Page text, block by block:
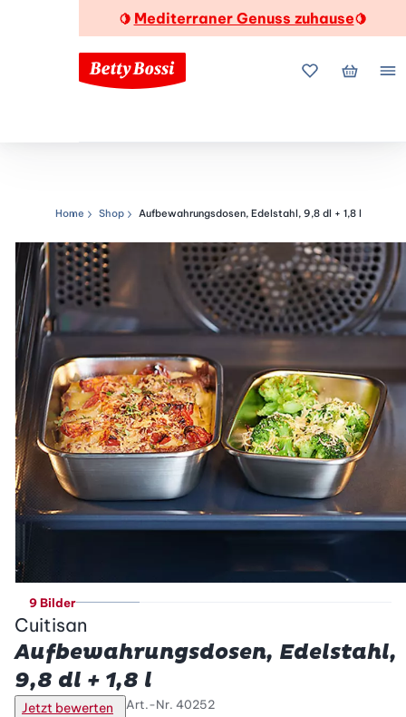
🍋 Mediterraner Genuss zuhause🍋
MeineMein
Navigationspfad
Home Shop Aufbewahrungsdosen, Edelstahl, 9,8 dl + 1,8 l
9 Bilder
Cuitisan
Aufbewahrungsdosen, Edelstahl,
9,8 dl + 1,8 l
Jetzt bewerten Art.-Nr. 40252